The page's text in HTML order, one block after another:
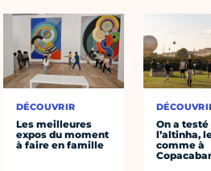
DÉCOUVRIR
Les meilleures
expos du moment
à faire en famille
On a testé
l’altinha,
comme à